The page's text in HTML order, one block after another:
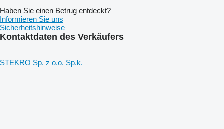
Haben Sie einen Betrug entdeckt?
Informieren Sie uns
Sicherheitshinweise
Kontaktdaten des Verkäufers
STEKRO Sp. z o.o. Sp.k.